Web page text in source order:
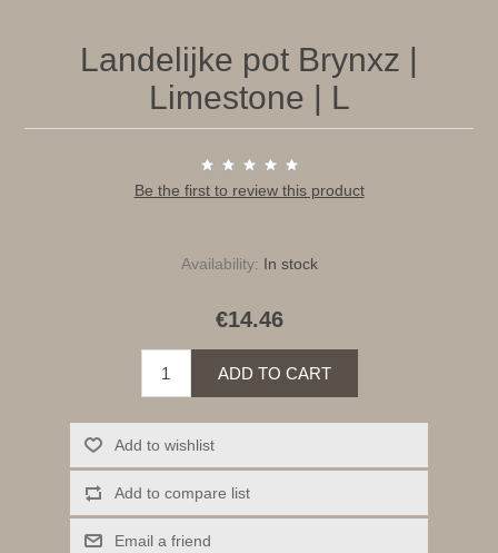
Landelijke pot Brynxz |
Limestone | L
Be the first to review this product
Availability: In stock
€14.46
ADD TO CART
Add to wishlist
Add to compare list
Email a friend